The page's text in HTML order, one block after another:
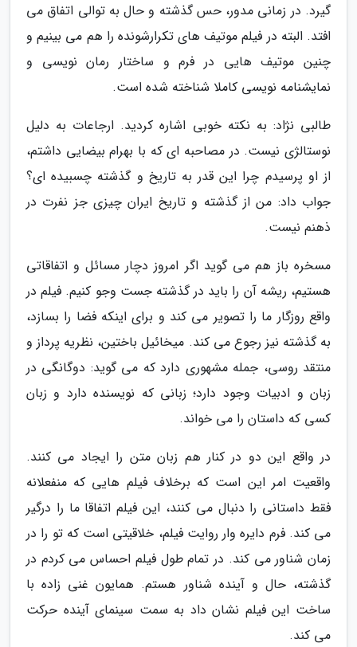
گیرد. در زمانی مدور، حس گذشته و حال به توالی اتفاق می
افتد. البته در فیلم موتیف های تکرارشونده را هم می بینیم و
چنین موتیف هایی در فرم و ساختار رمان نویسی و
نمایشنامه نویسی کاملا شناخته شده است.
طالبی نژاد: به نکته خوبی اشاره کردید. ارجاعات به دلیل
نوستالژی نیست. در مصاحبه ای که با بهرام بیضایی داشتم،
از او پرسیدم چرا این قدر به تاریخ و گذشته چسبیده ای؟
جواب داد: من از گذشته و تاریخ ایران چیزی جز نفرت در
ذهنم نیست.
مسخره باز هم می گوید اگر امروز دچار مسائل و اتفاقاتی
هستیم، ریشه آن را باید در گذشته جست وجو کنیم. فیلم در
واقع روزگار ما را تصویر می کند و برای اینکه فضا را بسازد،
به گذشته نیز رجوع می کند. میخائیل باختین، نظریه پرداز و
منتقد روسی، جمله مشهوری دارد که می گوید: دوگانگی در
زبان و ادبیات وجود دارد؛ زبانی که نویسنده دارد و زبان
کسی که داستان را می خواند.
در واقع این دو در کنار هم زبان متن را ایجاد می کنند.
واقعیت امر این است که برخلاف فیلم هایی که منفعلانه
فقط داستانی را دنبال می کنند، این فیلم اتفاقا ما را درگیر
می کند. فرم دایره وار روایت فیلم، خلاقیتی است که تو را در
زمان شناور می کند. در تمام طول فیلم احساس می کردم در
گذشته، حال و آینده شناور هستم. همایون غنی زاده با
ساخت این فیلم نشان داد به سمت سینمای آینده حرکت
می کند.